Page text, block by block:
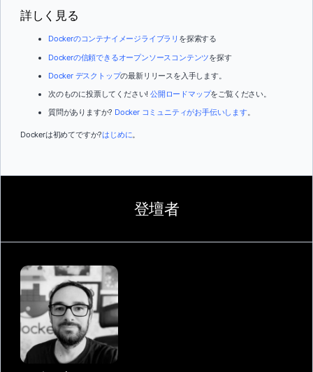
詳しく見る
Dockerのコンテナイメージライブラリ を探索する
Dockerの信頼できるオープンソースコンテンツを探す
Docker デスクトップの最新リリースを入手します。
次のものに投票してください! 公開ロードマップをご覧ください。
質問がありますか? Docker コミュニティがお手伝いします。
Dockerは初めてですか?はじめに。
登壇者